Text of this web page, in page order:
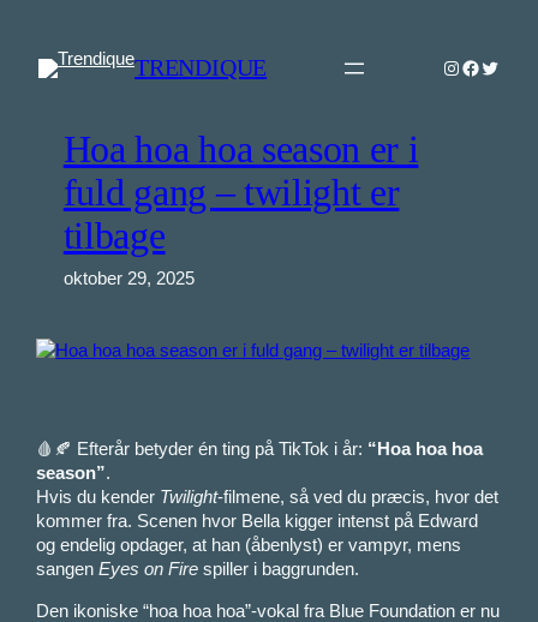
indhold
TRENDIQUE Instagram
Twitter
Hoa hoa hoa season er i
fuld gang – twilight er
tilbage
oktober 29, 2025
🩸🍂 Efterår betyder én ting på TikTok i år: “Hoa hoa hoa
season”.
Hvis du kender Twilight-filmene, så ved du præcis, hvor det
kommer fra. Scenen hvor Bella kigger intenst på Edward
og endelig opdager, at han (åbenlyst) er vampyr, mens
sangenEyes on Fire spiller i baggrunden.
Den ikoniske “hoa hoa hoa”-vokal fra Blue Foundation er nu